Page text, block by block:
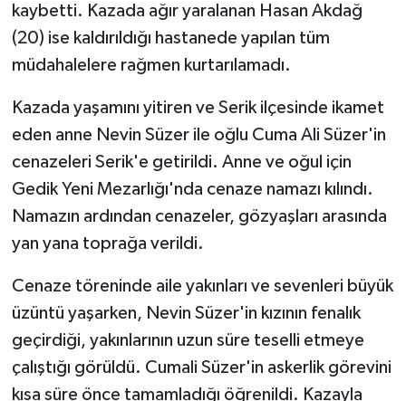
kaybetti. Kazada ağır yaralanan Hasan Akdağ
(20) ise kaldırıldığı hastanede yapılan tüm
müdahalelere rağmen kurtarılamadı.
Kazada yaşamını yitiren ve Serik ilçesinde ikamet
eden anne Nevin Süzer ile oğlu Cuma Ali Süzer'in
cenazeleri Serik'e getirildi. Anne ve oğul için
Gedik Yeni Mezarlığı'nda cenaze namazı kılındı.
Namazın ardından cenazeler, gözyaşları arasında
yan yana toprağa verildi.
Cenaze töreninde aile yakınları ve sevenleri büyük
üzüntü yaşarken, Nevin Süzer'in kızının fenalık
geçirdiği, yakınlarının uzun süre teselli etmeye
çalıştığı görüldü. Cumali Süzer'in askerlik görevini
kısa süre önce tamamladığı öğrenildi. Kazayla